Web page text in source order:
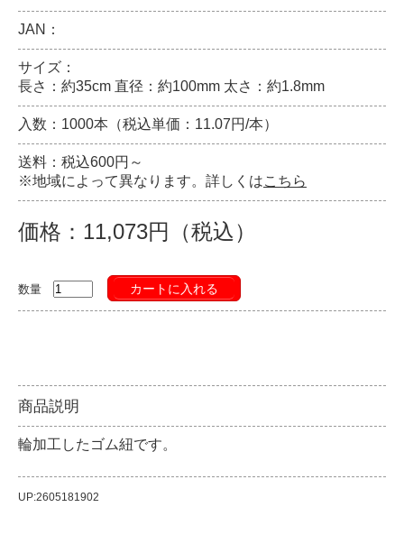
JAN：
サイズ：
長さ：約35cm 直径：約100mm 太さ：約1.8mm
入数：1000本（税込単価：11.07円/本）
送料：税込600円～
※地域によって異なります。詳しくはこちら
価格：11,073円（税込）
数量 カートに入れる
商品説明
輪加工したゴム紐です。
UP:2605181902